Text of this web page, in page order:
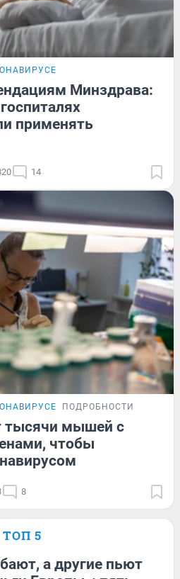
Минздрава:
применять
14
ПОДРОБНОСТИ
тысячи мышей с
чтобы
8
ТОП 5
а другие пьют